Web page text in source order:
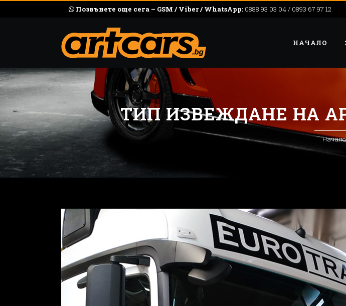
Позвънете още сега – GSM / Viber / WhatsApp: 0888 93 03 04 / 0893 67 97 12
НАЧАЛО
ТИП ИЗВЕЖДАНЕ НА
Начало